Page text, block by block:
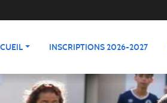
INSCRIPTIONS 2026-2027